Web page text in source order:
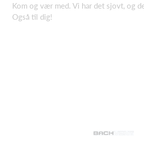
Kom og vær med. Vi har det sjovt, og
Også til dig!